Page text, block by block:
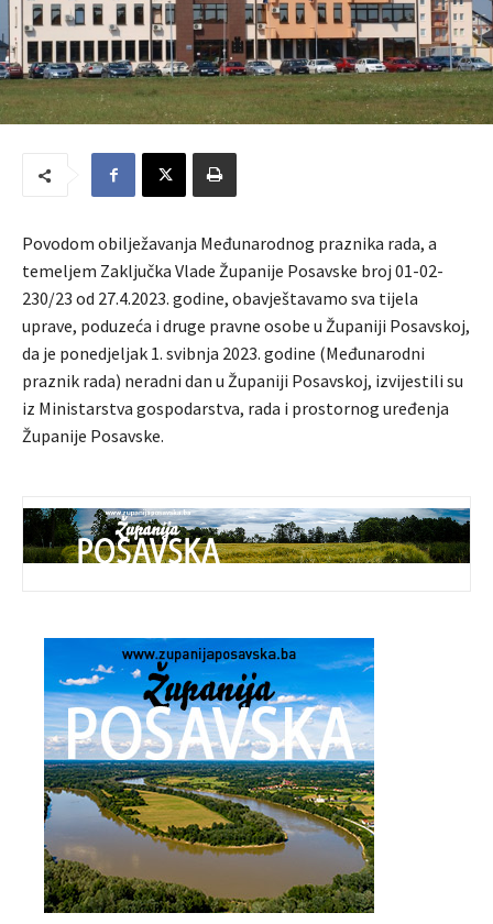
Povodom obilježavanja Međunarodnog praznika rada, a
temeljem Zaključka Vlade Županije Posavske broj 01-02-
230/23 od 27.4.2023. godine, obavještavamo sva tijela
uprave, poduzeća i druge pravne osobe u Županiji Posavskoj,
da je ponedjeljak 1. svibnja 2023. godine (Međunarodni
praznik rada) neradni dan u Županiji Posavskoj, izvijestili su
iz Ministarstva gospodarstva, rada i prostornog uređenja
Županije Posavske.